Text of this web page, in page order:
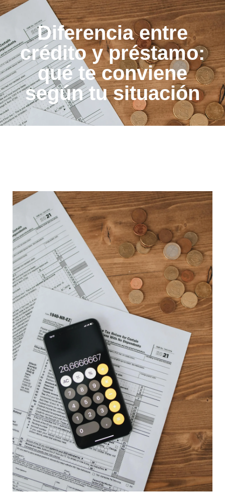
Diferencia entre
crédito y préstamo:
qué te conviene
según tu situación